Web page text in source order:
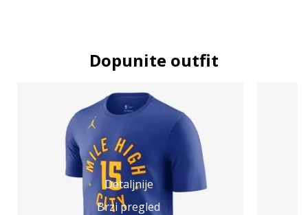
Dopunite outfit
Detaljnije
Brzi pregled